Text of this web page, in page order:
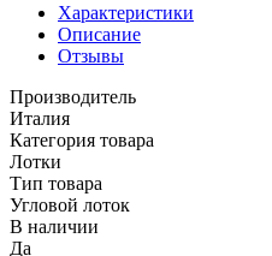
Характеристики
Описание
Отзывы
Производитель
Италия
Категория товара
Лотки
Тип товара
Угловой лоток
В наличии
Да